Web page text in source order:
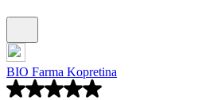
BIO Farma Kopretina